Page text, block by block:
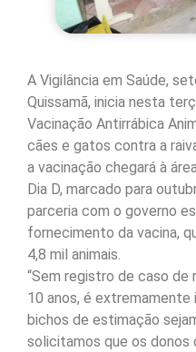
A Vigilância em Saúde,
Quissamã, inicia nesta
Vacinação Antirrábica
cães e gatos contra a
a vacinação chegará à
Dia D, marcado para
parceria com o governo
fornecimento da vacina,
4,8 mil animais.
“Sem registro de caso de
10 anos, é
bichos de estimação
solicitamos que os donos